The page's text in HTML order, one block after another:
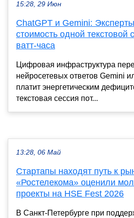
15:28, 29 Июн
ChatGPT и Gemini:
стоимость одной текстовой
ватт-часа
Цифровая инфраструктура
нейросетевых ответов Gemini
платит энергетическим
текстовая сессия пот...
13:28, 06 Май
Стартапы находят путь к
«Ростелекома» оценили
проекты на HSE Fest 2026
В Санкт-Петербурге при